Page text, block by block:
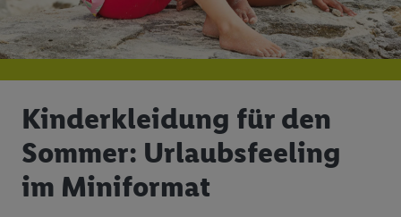
Kinderkleidung für den
Sommer: Urlaubsfeeling
im Miniformat